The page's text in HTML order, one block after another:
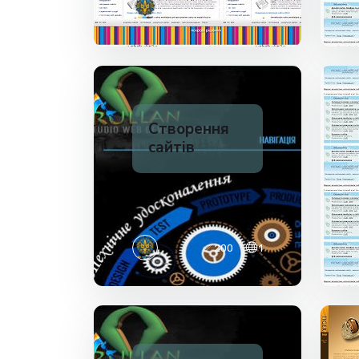
✅ 200 1
Створення
сайтів
✅ 200 1